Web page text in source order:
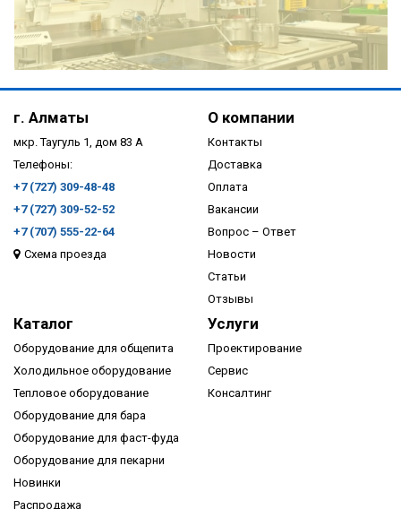
ПОДРОБНЕЕ
ПОДРОБНЕЕ
г. Алматы
мкр. Таугуль 1, дом 83 А
Телефоны:
+7 (727) 309-48-48
+7 (727) 309-52-52
+7 (707) 555-22-64
Схема проезда
О компании
Контакты
Доставка
Оплата
Вакансии
Вопрос – Ответ
Новости
Статьи
Отзывы
Каталог
Оборудование для общепита
Холодильное оборудование
Тепловое оборудование
Оборудование для бара
Оборудование для фаст-фуда
Оборудование для пекарни
Новинки
Распродажа
Услуги
Проектирование
Сервис
Консалтинг